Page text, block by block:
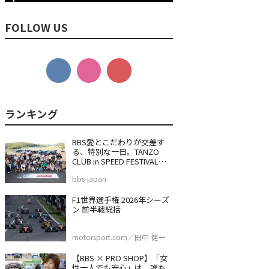
FOLLOW US
BBS愛とこだわりが交差す
る、特別な一日。TANZO
CLUB in SPEED FESTIVAL
bbs-japan
F1世界選手権 2026年シーズ
ン 前半戦総括
motorsport.com／田中 健一
【BBS × PRO SHOP】「女